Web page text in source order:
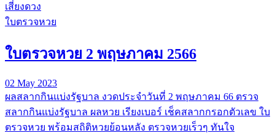
เสี่ยงดวง
ใบตรวจหวย
ใบตรวจหวย 2 พฤษภาคม 2566
02 May 2023
ผลสลากกินแบ่งรัฐบาล งวดประจำวันที่ 2 พฤษภาคม 66 ตรวจ
สลากกินแบ่งรัฐบาล ผลหวย เรียงเบอร์ เช็คสลากกรอกตัวเลข ใบ
ตรวจหวย พร้อมสถิติหวยย้อนหลัง ตรวจหวยเร็วๆ ทันใจ